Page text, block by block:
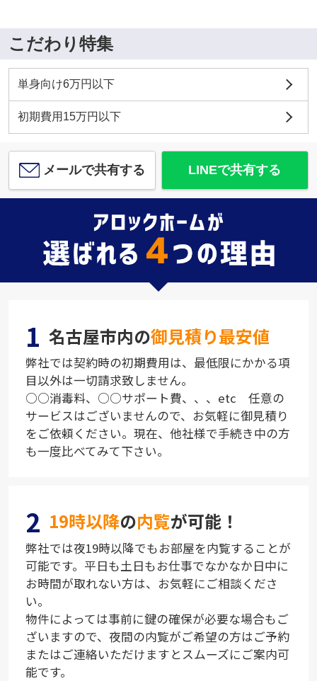
こだわり特集
単身向け6万円以下
初期費用15万円以下
メールで共有する LINEで共有する
1 名古屋市内の御見積り最安値
弊社では契約時の初期費用は、最低限にかかる項
目以外は一切請求致しません。
○○消毒料、○○サポート費、、、etc 任意の
サービスはございませんので、お気軽に御見積り
をご依頼ください。現在、他社様で手続き中の方
も一度比べてみて下さい。
2 19時以降の内覧が可能！
弊社では夜19時以降でもお部屋を内覧することが
可能です。平日も土日もお仕事でなかなか日中に
お時間が取れない方は、お気軽にご相談くださ
い。
物件によっては事前に鍵の確保が必要な場合もご
ざいますので、夜間の内覧がご希望の方はご予約
またはご連絡いただけますとスムーズにご案内可
能です。